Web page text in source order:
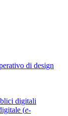
di design
digitali
(e-